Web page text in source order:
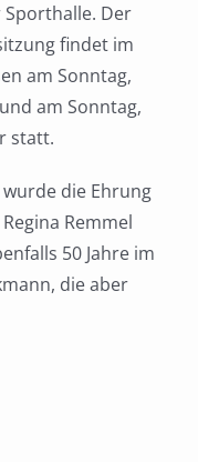
Sporthalle. Der
findet im
am Sonntag,
am Sonntag,
statt.
die Ehrung
Remmel
50 Jahre im
die aber